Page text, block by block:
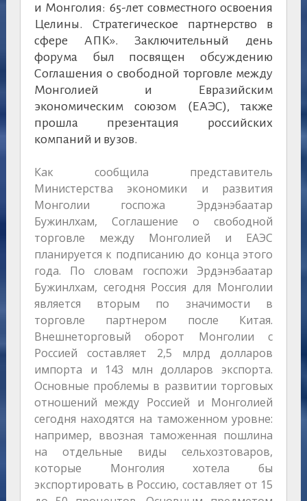
и Монголия: 65-лет совместного освоения
Целины. Стратегическое партнерство в
сфере АПК». Заключительный день
форума был посвящен обсуждению
Соглашения о свободной торговле между
Монголией и Евразийским
экономическим союзом (ЕАЭС), также
прошла презентация российских
компаний и вузов.
Как сообщила представитель
Министерства экономики и развития
Монголии госпожа Эрдэнэбаатар
Бужинлхам, Соглашение о свободной
торговле между Монголией и ЕАЭС
планируется к подписанию до конца этого
года. По словам госпожи Эрдэнэбаатар
Бужинлхам, сегодня Россия для Монголии
является вторым по значимости в
торговле партнером после Китая.
Внешнеторговый оборот Монголии с
Россией составляет 2,5 млрд долларов
импорта и 143 млн долларов экспорта.
Основные проблемы в развитии торговых
отношений между Россией и Монголией
сегодня находятся на таможенном уровне:
например, ввозная таможенная пошлина
на отдельные виды сельхозтоваров,
которые Монголия хотела бы
экспортировать в Россию, составляет от 15